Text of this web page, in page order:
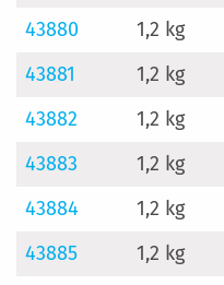
43880
1,2 kg
43881
1,2 kg
43882
1,2 kg
43883
1,2 kg
43884
1,2 kg
43885
1,2 kg